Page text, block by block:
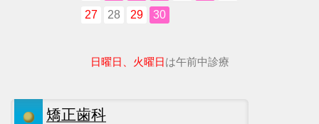
27
28 29 30
日曜日、火曜日は午前中診療
矯正歯科